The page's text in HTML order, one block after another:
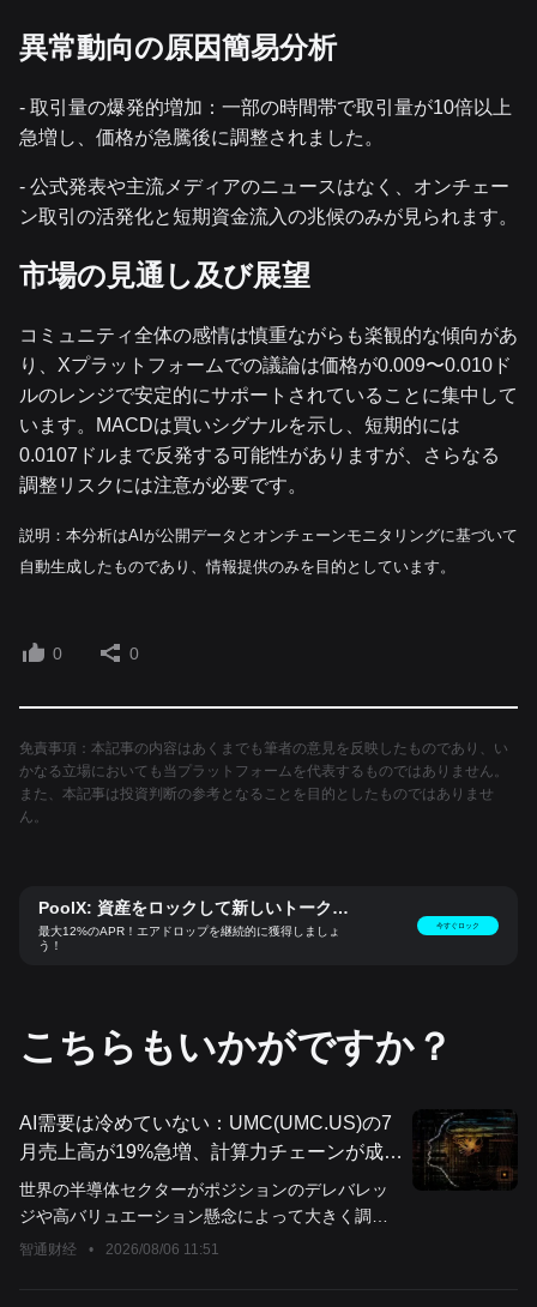
異常動向の原因簡易分析
- 取引量の爆発的増加：一部の時間帯で取引量が10倍以上
急増し、価格が急騰後に調整されました。
- 公式発表や主流メディアのニュースはなく、オンチェー
ン取引の活発化と短期資金流入の兆候のみが見られます。
市場の見通し及び展望
コミュニティ全体の感情は慎重ながらも楽観的な傾向があ
り、Xプラットフォームでの議論は価格が0.009〜0.010ド
ルのレンジで安定的にサポートされていることに集中して
います。MACDは買いシグナルを示し、短期的には
0.0107ドルまで反発する可能性がありますが、さらなる
調整リスクには注意が必要です。
説明：本分析はAIが公開データとオンチェーンモニタリングに基づいて
自動生成したものであり、情報提供のみを目的としています。
0 0
免責事項：本記事の内容はあくまでも筆者の意見を反映したものであり、い
かなる立場においても当プラットフォームを代表するものではありません。
また、本記事は投資判断の参考となることを目的としたものではありませ
ん。
PoolX: 資産をロックして新しいトークン
をゲット
最大12%のAPR！エアドロップを継続的に獲得しましょ
う！
今すぐロック
こちらもいかがですか？
AI需要は冷めていない：UMC(UMC.US)の7
月売上高が19%急増、計算力チェーンが成熟
プロセスに拡大することを証明
世界の半導体セクターがポジションのデレバレッ
ジや高バリュエーション懸念によって大きく調整
する中、ウェーハファウンドリー大手の聯華電子
智通财经 • 2026/08/06 11:51